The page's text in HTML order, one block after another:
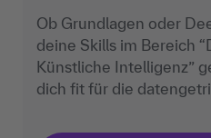
Ob Grundlagen oder
deine Skills im Bereich
Künstliche Intelligenz”
dich fit für die